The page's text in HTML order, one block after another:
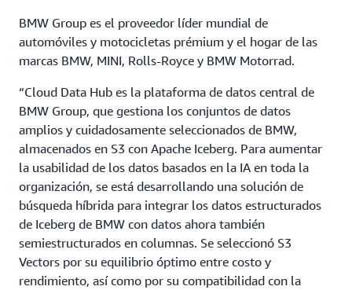
BMW Group es el proveedor líder mundial de
automóviles y motocicletas prémium y el hogar de las
marcas BMW, MINI, Rolls-Royce y BMW Motorrad.
“Cloud Data Hub es la plataforma de datos central de
BMW Group, que gestiona los conjuntos de datos
amplios y cuidadosamente seleccionados de BMW,
almacenados en S3 con Apache Iceberg. Para aumentar
la usabilidad de los datos basados en la IA en toda la
organización, se está desarrollando una solución de
búsqueda híbrida para integrar los datos estructurados
de Iceberg de BMW con datos ahora también
semiestructurados en columnas. Se seleccionó S3
Vectors por su equilibrio óptimo entre costo y
rendimiento, así como por su compatibilidad con la